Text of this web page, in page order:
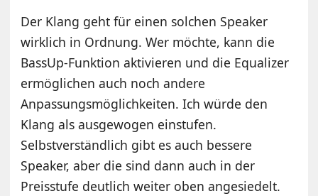
Der Klang geht für einen solchen Speaker
wirklich in Ordnung. Wer möchte, kann die
BassUp-Funktion aktivieren und die Equalizer
ermöglichen auch noch andere
Anpassungsmöglichkeiten. Ich würde den
Klang als ausgewogen einstufen.
Selbstverständlich gibt es auch bessere
Speaker, aber die sind dann auch in der
Preisstufe deutlich weiter oben angesiedelt.